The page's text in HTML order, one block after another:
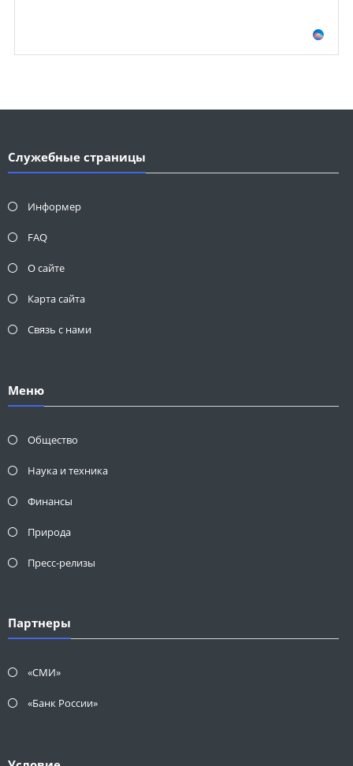
Служебные страницы
Информер
FAQ
О сайте
Карта сайта
Связь с нами
Меню
Общество
Наука и техника
Финансы
Природа
Пресс-релизы
Партнеры
«СМИ»
«Банк России»